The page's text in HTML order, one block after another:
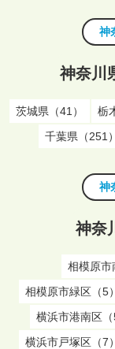
神
神奈川
茨城県（41） 栃
千葉県（251）
神
神奈
相模原市
相模原市緑区（5）
横浜市港南区（
横浜市戸塚区（7）